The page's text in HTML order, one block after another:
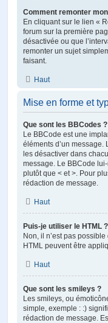
Comment remonter
En cliquant sur le lien «
forum sur la première
désactivée ou que
remonter un sujet
faisant.
Haut
Mise en forme et
Que sont les BBCodes ?
Le BBCode est une
éléments d’un message.
les désactiver dans
message. Le BBCode
plutôt que < et >. Pour
rédaction de message.
Haut
Puis-je utiliser le HTML ?
Non, il n’est pas
HTML peuvent être
Haut
Que sont les smileys ?
Les smileys, ou
simple, exemple : :)
rédaction de message.